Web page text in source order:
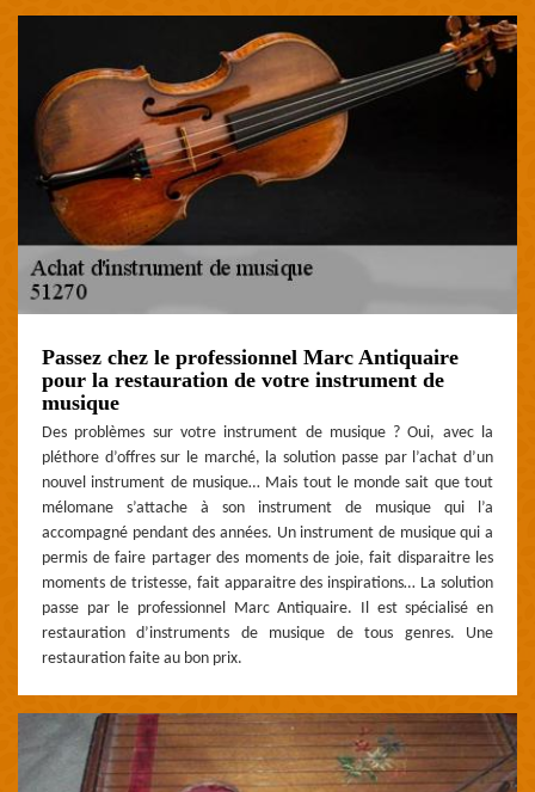
Passez chez le professionnel Marc Antiquaire
pour la restauration de votre instrument de
musique
Des problèmes sur votre instrument de musique ? Oui, avec la
pléthore d’offres sur le marché, la solution passe par l’achat d’un
nouvel instrument de musique… Mais tout le monde sait que tout
mélomane s’attache à son instrument de musique qui l’a
accompagné pendant des années. Un instrument de musique qui a
permis de faire partager des moments de joie, fait disparaitre les
moments de tristesse, fait apparaitre des inspirations… La solution
passe par le professionnel Marc Antiquaire. Il est spécialisé en
restauration d’instruments de musique de tous genres. Une
restauration faite au bon prix.